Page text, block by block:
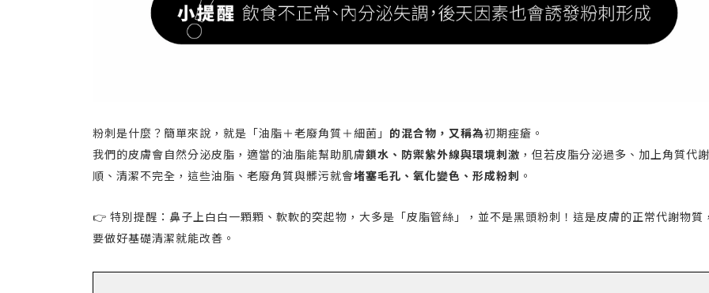
粉刺是什麼？簡單來說，就是「油脂＋老廢角質＋細菌」 的混合物，又稱為初期痤瘡。
我們的皮膚會自然分泌皮脂，適當的油脂能幫助肌膚鎖水、防禦紫外線與環境刺激 ，但若皮脂分泌過多、加上角質代
順、清潔不完全，這些油脂、老廢角質與髒污就會堵塞毛孔、氧化變色、形成粉刺 。
👉 特別提醒：鼻子上白白一顆顆、軟軟的突起物，大多是「皮脂管絲」，並不是黑頭粉刺！這是皮膚的正常代謝物質
要做好基礎清潔就能改善。